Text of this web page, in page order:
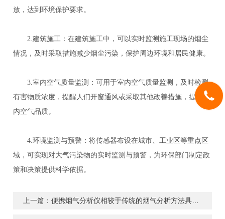
放，达到环境保护要求。
2.建筑施工：在建筑施工中，可以实时监测施工现场的烟尘
情况，及时采取措施减少烟尘污染，保护周边环境和居民健康。
3.室内空气质量监测：可用于室内空气质量监测，及时检测
有害物质浓度，提醒人们开窗通风或采取其他改善措施，提高室
内空气品质。
4.环境监测与预警：将传感器布设在城市、工业区等重点区
域，可实现对大气污染物的实时监测与预警，为环保部门制定政
策和决策提供科学依据。
上一篇：便携烟气分析仪相较于传统的烟气分析方法具有的优点